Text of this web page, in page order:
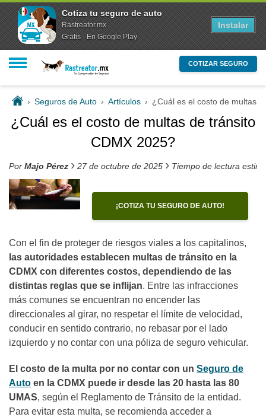
COTIZAR SEGURO
› Seguros de Auto › Artículos › ¿Cuál es el costo de multas
¿Cuál es el costo de multas de tránsito
CDMX 2025?
Por Majo Pérez › 27 de octubre de 2025 › Tiempo de lectura
¡COTIZA TU SEGURO DE AUTO!
Con el fin de proteger de riesgos viales a los capitalinos,
las autoridades establecen multas de tránsito en la
CDMX con diferentes costos, dependiendo de las
distintas reglas que se inflijan. Entre las infracciones
más comunes se encuentran no encender las
direccionales al girar, no respetar el límite de velocidad,
conducir en sentido contrario, no rebasar por el lado
izquierdo y no contar con una póliza de seguro vehicular.
El costo de la multa por no contar con un Seguro de
Auto en la CDMX puede ir desde las 20 hasta las 80
UMAS, según el Reglamento de Tránsito de la entidad.
Para evitar esta multa, se recomienda acceder a
Cotiza tu seguro de auto
Rastreator.mx
Gratis - En Google Play
Instalar